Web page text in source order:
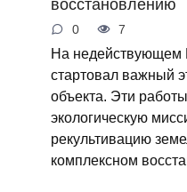
восстановлению
0 7
На недействующем
стартовал важный
объекта. Эти
экологическую
рекультивацию
комплексном